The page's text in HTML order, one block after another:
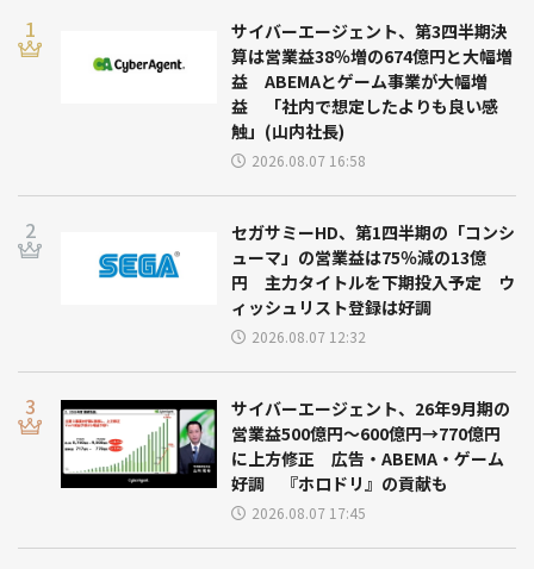
サイバーエージェント、第3四半期決
算は営業益38％増の674億円と大幅増
益 ABEMAとゲーム事業が大幅増
益 「社内で想定したよりも良い感
触」(山内社長)
2026.08.07 16:58
セガサミーHD、第1四半期の「コンシ
ューマ」の営業益は75％減の13億
円 主力タイトルを下期投入予定 ウ
ィッシュリスト登録は好調
2026.08.07 12:32
サイバーエージェント、26年9月期の
営業益500億円～600億円→770億円
に上方修正 広告・ABEMA・ゲーム
好調 『ホロドリ』の貢献も
2026.08.07 17:45